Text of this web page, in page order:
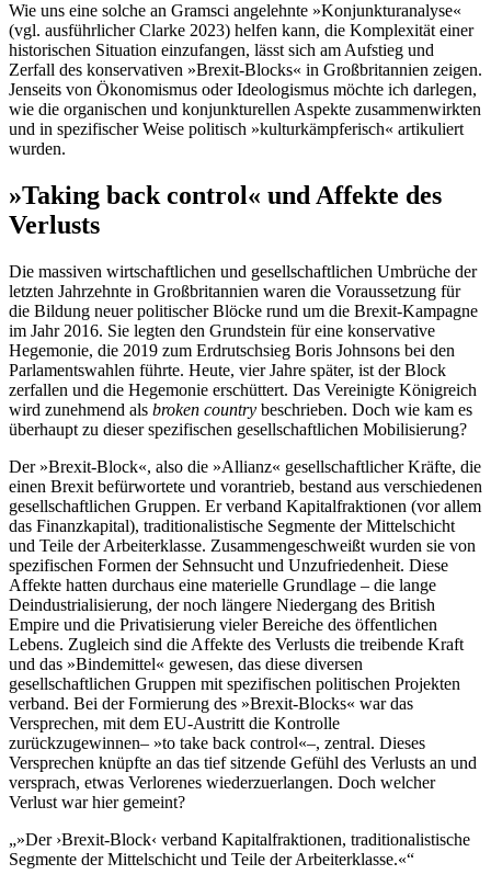
Wie uns eine solche an Gramsci angelehnte »Konjunkturanalyse«
(vgl. ausführlicher Clarke 2023) helfen kann, die Komplexität einer
historischen Situation einzufangen, lässt sich am Aufstieg und
Zerfall des konservativen »Brexit-Blocks« in Großbritannien zeigen.
Jenseits von Ökonomismus oder Ideologismus möchte ich darlegen,
wie die organischen und konjunkturellen Aspekte zusammenwirkten
und in spezifischer Weise politisch »kulturkämpferisch« artikuliert
wurden.
»Taking back control« und Affekte des
Verlusts
Die massiven wirtschaftlichen und gesellschaftlichen Umbrüche der
letzten Jahrzehnte in Großbritannien waren die Voraussetzung für
die Bildung neuer politischer Blöcke rund um die Brexit-Kampagne
im Jahr 2016. Sie legten den Grundstein für eine konservative
Hegemonie, die 2019 zum Erdrutschsieg Boris Johnsons bei den
Parlamentswahlen führte. Heute, vier Jahre später, ist der Block
zerfallen und die Hegemonie erschüttert. Das Vereinigte Königreich
wird zunehmend als broken country beschrieben. Doch wie kam es
überhaupt zu dieser spezifischen gesellschaftlichen Mobilisierung?
Der »Brexit-Block«, also die »Allianz« gesellschaftlicher Kräfte, die
einen Brexit befürwortete und vorantrieb, bestand aus verschiedenen
gesellschaftlichen Gruppen. Er verband Kapitalfraktionen (vor allem
das Finanzkapital), traditionalistische Segmente der Mittelschicht
und Teile der Arbeiterklasse. Zusammengeschweißt wurden sie von
spezifischen Formen der Sehnsucht und Unzufriedenheit. Diese
Affekte hatten durchaus eine materielle Grundlage – die lange
Deindustrialisierung, der noch längere Niedergang des British
Empire und die Privatisierung vieler Bereiche des öffentlichen
Lebens. Zugleich sind die Affekte des Verlusts die treibende Kraft
und das »Bindemittel« gewesen, das diese diversen
gesellschaftlichen Gruppen mit spezifischen politischen Projekten
verband. Bei der Formierung des »Brexit-Blocks« war das
Versprechen, mit dem EU-Austritt die Kontrolle
zurückzugewinnen– »to take back control«–, zentral. Dieses
Versprechen knüpfte an das tief sitzende Gefühl des Verlusts an und
versprach, etwas Verlorenes wiederzuerlangen. Doch welcher
Verlust war hier gemeint?
»Der ›Brexit-Block‹ verband Kapitalfraktionen, traditionalistische
Segmente der Mittelschicht und Teile der Arbeiterklasse.«